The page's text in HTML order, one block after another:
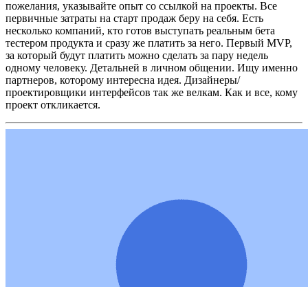
пожелания, указывайте опыт со ссылкой на проекты. Все
первичные затраты на старт продаж беру на себя. Есть
несколько компаний, кто готов выступать реальным бета
тестером продукта и сразу же платить за него. Первый MVP,
за который будут платить можно сделать за пару недель
одному человеку. Детальней в личном общении. Ищу именно
партнеров, которому интересна идея. Дизайнеры/
проектировщики интерфейсов так же велкам. Как и все, кому
проект откликается.